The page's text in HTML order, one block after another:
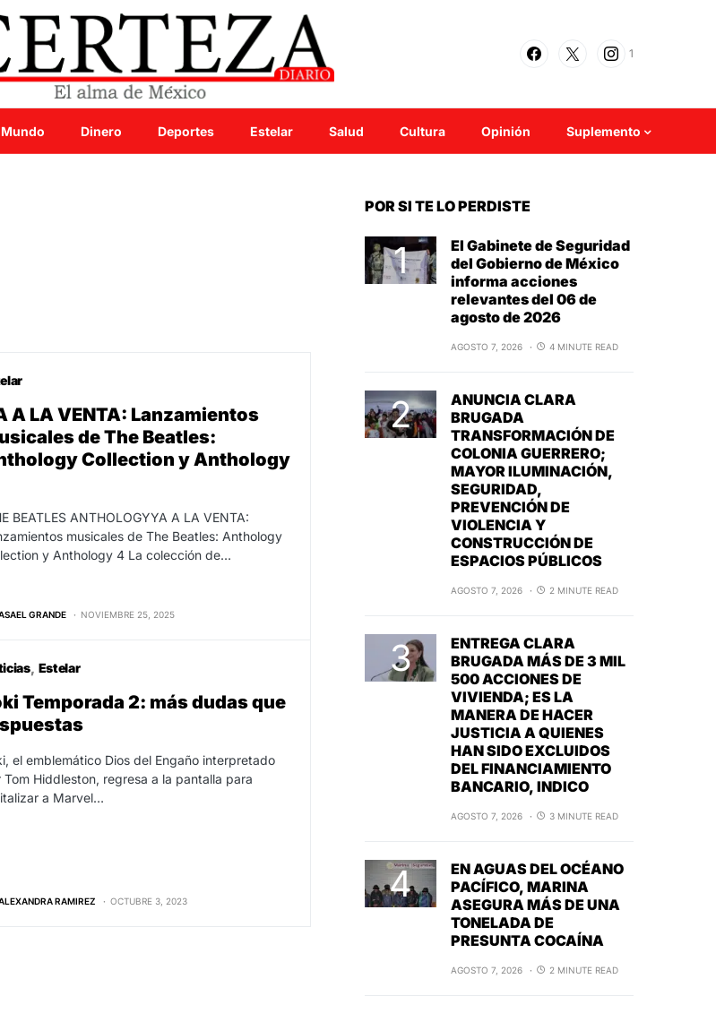
1
Mundo Dinero Deportes Estelar Salud Cultura Opinión Suplemento
A LA VENTA: Lanzamientos
de The Beatles:
Collection y Anthology
BEATLES ANTHOLOGYYA A LA VENTA:
musicales de The Beatles: Anthology
y Anthology 4 La colección de…
GRANDE NOVIEMBRE 25, 2025
Estelar
Temporada 2: más dudas que
el emblemático Dios del Engaño interpretado
Tom Hiddleston, regresa a la pantalla para
a Marvel…
RAMIREZ OCTUBRE 3, 2023
POR SI TE LO PERDISTE
El Gabinete de Seguridad
del Gobierno de México
informa acciones
relevantes del 06 de
agosto de 2026
AGOSTO 7, 2026 4 MINUTE READ
ANUNCIA CLARA
BRUGADA
TRANSFORMACIÓN DE
COLONIA GUERRERO;
MAYOR ILUMINACIÓN,
SEGURIDAD,
PREVENCIÓN DE
VIOLENCIA Y
CONSTRUCCIÓN DE
ESPACIOS PÚBLICOS
AGOSTO 7, 2026 2 MINUTE READ
ENTREGA CLARA
BRUGADA MÁS DE 3 MIL
500 ACCIONES DE
VIVIENDA; ES LA
MANERA DE HACER
JUSTICIA A QUIENES
HAN SIDO EXCLUIDOS
DEL FINANCIAMIENTO
BANCARIO, INDICO
AGOSTO 7, 2026 3 MINUTE READ
EN AGUAS DEL OCÉANO
PACÍFICO, MARINA
ASEGURA MÁS DE UNA
TONELADA DE
PRESUNTA COCAÍNA
AGOSTO 7, 2026 2 MINUTE READ